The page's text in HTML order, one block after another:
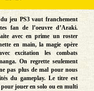
jeu PS3 vaut franchement
fan de l’oeuvre d’Araki.
avec en prime un roster
en main, la magie opère
excitation les combats
On regrette seulement
pas plus de mal pour nous
du gameplay. Le titre est
jouer en solo ou en multi